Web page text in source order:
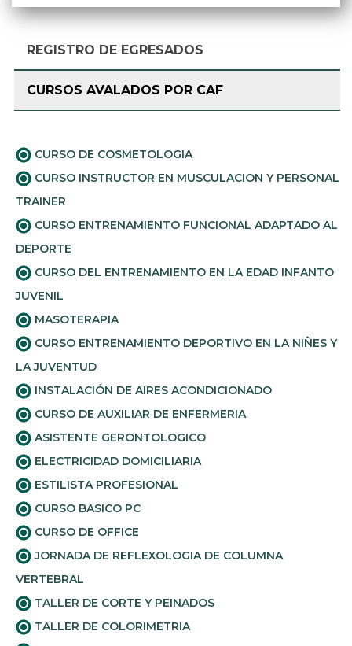
REGISTRO DE EGRESADOS
CURSOS AVALADOS POR CAF
CURSO DE COSMETOLOGIA
CURSO INSTRUCTOR EN MUSCULACION Y PERSONAL
TRAINER
CURSO ENTRENAMIENTO FUNCIONAL ADAPTADO AL
DEPORTE
CURSO DEL ENTRENAMIENTO EN LA EDAD INFANTO
JUVENIL
MASOTERAPIA
CURSO ENTRENAMIENTO DEPORTIVO EN LA NIÑES Y
LA JUVENTUD
INSTALACIÓN DE AIRES ACONDICIONADO
CURSO DE AUXILIAR DE ENFERMERIA
ASISTENTE GERONTOLOGICO
ELECTRICIDAD DOMICILIARIA
ESTILISTA PROFESIONAL
CURSO BASICO PC
CURSO DE OFFICE
JORNADA DE REFLEXOLOGIA DE COLUMNA
VERTEBRAL
TALLER DE CORTE Y PEINADOS
TALLER DE COLORIMETRIA